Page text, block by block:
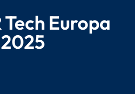
Tech Europa
2025